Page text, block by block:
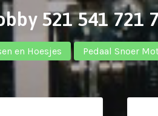
521 541 721
en Hoesjes Pedaal Snoer